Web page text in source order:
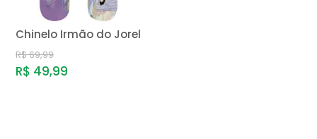
Chinelo Irmão do Jorel
R$ 69,99
R$ 49,99